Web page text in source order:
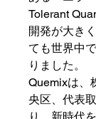
Tolerant
開発が大き
ても世界中
りました。
Quemixは、
央区、代表